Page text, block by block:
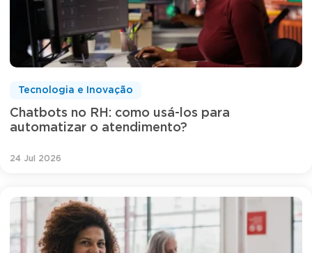
Chatbots no RH: como usá-los para
automatizar o atendimento?
Tecnologia e Inovação
24 Jul 2026